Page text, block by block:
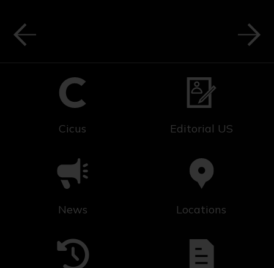
practicada por los cortesanos y cortesanas. En
1735 se llegó a prohibir su consumo en España,
monopolio del comercio de tabaco en España.
Esta prohibición continuó hasta finales de
en España; únicamente en Sevilla. No
éxito en España, especialmente en Sevilla,
donde se abrió una fábrica para la elaboración
del mismo, el cual alcanzó importante
renombre internacional.
A finales del siglo XVI y durante el XVII, los
comerciantes y misioneros provenientes de
Cicus Editorial US
News Locations